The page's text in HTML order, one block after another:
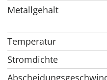
Metallgehalt
Temperatur
Stromdichte